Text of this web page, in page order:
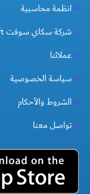
انظمة محاسبية
شركة سكاي سوفت Skysoft
عملائنا
سياسة الخصوصية
الشروط والأحكام
تواصل معنا